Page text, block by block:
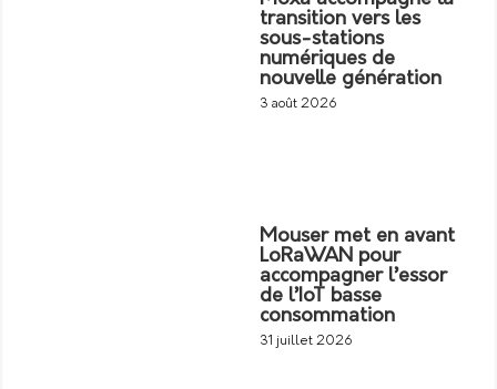
transition vers les
sous-stations
numériques de
nouvelle génération
3 août 2026
Mouser met en avant
LoRaWAN pour
accompagner l’essor
de l’IoT basse
consommation
31 juillet 2026